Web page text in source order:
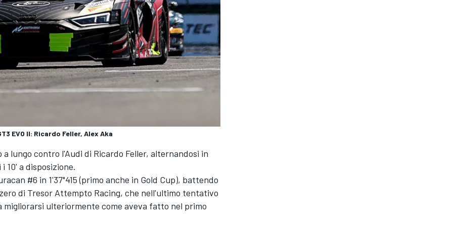
EVO II: Ricardo Feller, Alex Aka
lungo contro l'Audi di Ricardo Feller, alternandosi in
a disposizione.
#6 in 1'37"415 (primo anche in Gold Cup), battendo
di Tresor Attempto Racing, che nell'ultimo tentativo
ulteriormente come aveva fatto nel primo